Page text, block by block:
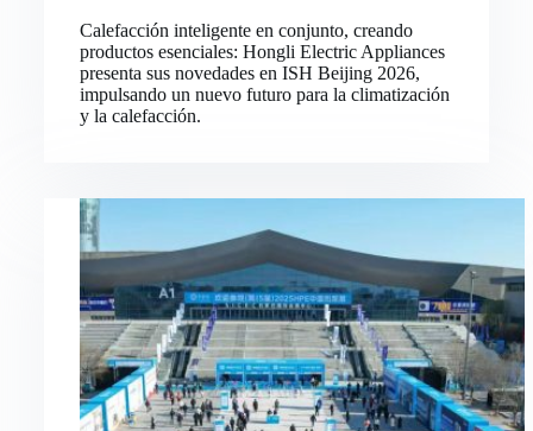
Calefacción inteligente en conjunto, creando
productos esenciales: Hongli Electric Appliances
presenta sus novedades en ISH Beijing 2026,
impulsando un nuevo futuro para la climatización
y la calefacción.